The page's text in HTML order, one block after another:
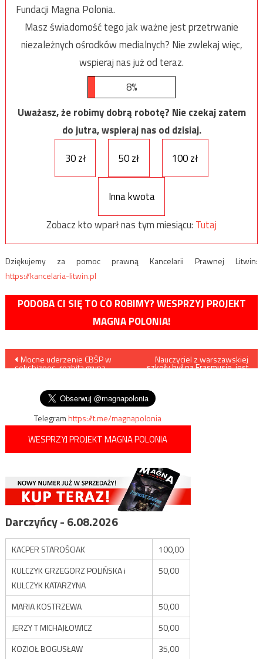
Fundacji Magna Polonia.
Masz świadomość tego jak ważne jest przetrwanie
niezależnych ośrodków medialnych? Nie zwlekaj więc,
wspieraj nas już od teraz.
8%
Uważasz, że robimy dobrą robotę? Nie czekaj zatem
do jutra, wspieraj nas od dzisiaj.
30 zł
50 zł 100 zł
Inna kwota
Zobacz kto wparł nas tym miesiącu: Tutaj
Dziękujemy za pomoc prawną Kancelarii Prawnej Litwin:
https://kancelaria-litwin.pl
PODOBA CI SIĘ TO CO ROBIMY? WESPRZYJ PROJEKT
MAGNA POLONIA!
Nawigacja
wpisu
Mocne uderzenie CBŚP w
seksbiznes, rozbita grupa
Nauczyciel z warszawskiej
szkoły był na Erasmusie, jest
Telegramhttps://t.me/magnapolonia
WESPRZYJ PROJEKT MAGNA POLONIA
Darczyńcy - 6.08.2026
KACPER STAROŚCIAK
100,00
KULCZYK GRZEGORZ POLIŃSKA i
KULCZYK KATARZYNA
50,00
MARIA KOSTRZEWA
50,00
JERZY T MICHAJŁOWICZ
50,00
KOZIOŁ BOGUSŁAW
35,00